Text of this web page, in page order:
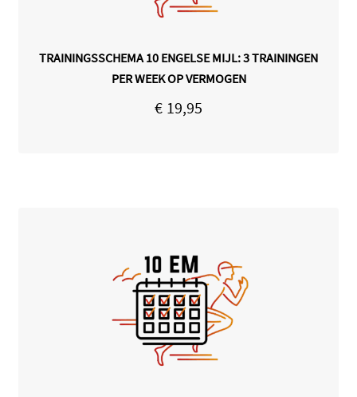
TRAININGSSCHEMA 10 ENGELSE MIJL: 3 TRAININGEN
PER WEEK OP VERMOGEN
€ 19,95